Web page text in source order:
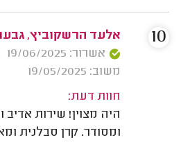
אלעד הרשקוביץ,
אשרור: 19/06/2025
משוב: 19/05/2025
חוות דעת:
היה מצוין! שירות אדיב
ומסודר. קרן סבלנית
10